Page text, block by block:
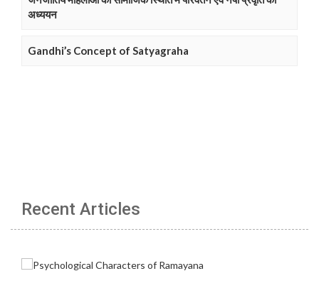
अध्ययन
Gandhi’s Concept of Satyagraha
Recent Articles